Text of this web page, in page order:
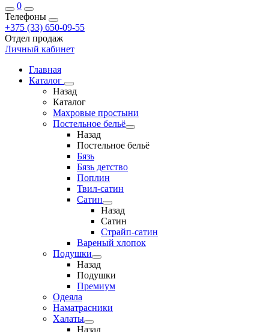
0
Телефоны
+375 (33) 650-09-55
Отдел продаж
Личный кабинет
Главная
Каталог
Назад
Каталог
Махровые простыни
Постельное бельё
Назад
Постельное бельё
Бязь
Бязь детство
Поплин
Твил-сатин
Сатин
Назад
Сатин
Страйп-сатин
Вареный хлопок
Подушки
Назад
Подушки
Премиум
Одеяла
Наматрасники
Халаты
Назад